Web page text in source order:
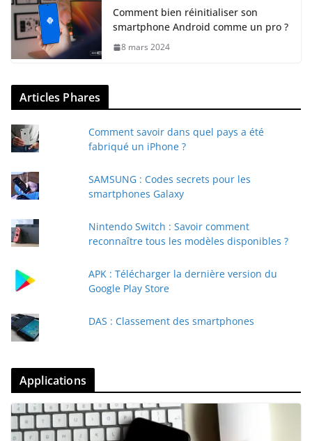
Comment bien réinitialiser son
smartphone Android comme un pro ?
8 mars 2024
Articles Phares
Comment savoir dans quel pays a été
fabriqué un iPhone ?
SAMSUNG : Codes secrets pour les
smartphones Galaxy
Nintendo Switch : Savoir comment
reconnaître tous les modèles disponibles ?
APK : Télécharger la dernière version du
Google Play Store
DAS : Classement des smartphones
Applications